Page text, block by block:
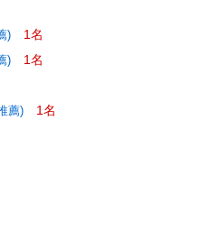
)
1名
)
1名
薦)
1名